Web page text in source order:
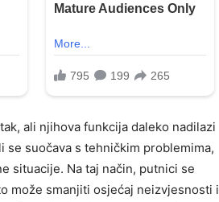
ali njihova funkcija daleko nadilazi
suočava s tehničkim problemima,
situacije. Na taj način, putnici se
može smanjiti osjećaj neizvjesnosti i